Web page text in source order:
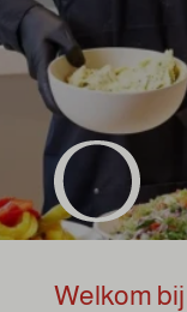
Welkom